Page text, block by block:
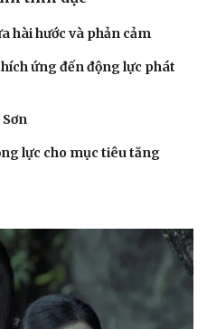
hài hước và phản cảm
ứng đến động lực phát
lực cho mục tiêu tăng